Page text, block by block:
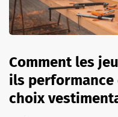
Comment les
ils
choix